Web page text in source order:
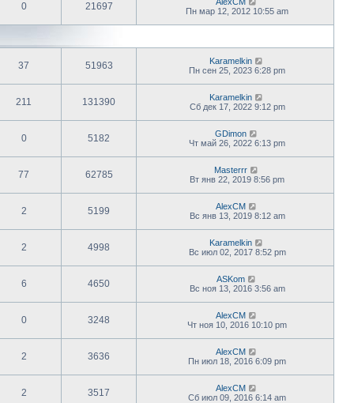
0 21697
Пн мар 12, 2012 10:55 am
37 51963
Karamelkin
Пн сен 25, 2023 6:28 pm
211 131390
Karamelkin
Сб дек 17, 2022 9:12 pm
0 5182
GDimon
Чт май 26, 2022 6:13 pm
77 62785
Masterrr
Вт янв 22, 2019 8:56 pm
2 5199
AlexCM
Вс янв 13, 2019 8:12 am
2 4998
Karamelkin
Вс июл 02, 2017 8:52 pm
6 4650
ASKom
Вс ноя 13, 2016 3:56 am
0 3248
AlexCM
Чт ноя 10, 2016 10:10 pm
2 3636
AlexCM
Пн июл 18, 2016 6:09 pm
2 3517
AlexCM
Сб июл 09, 2016 6:14 am